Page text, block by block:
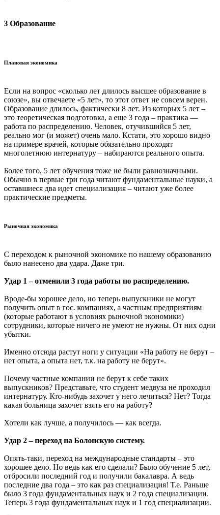
3 Образование
Плановая экономика
Если на вопрос «сколько лет длилось высшее образование в
союзе», вы отвечаете «5 лет», то этот ответ не совсем верен.
Образование длилось, фактически 8 лет. Из которых 5 лет –
это теоретическая подготовка, а еще 3 года – практика —
работа по распределению. Человек, отучившийся 5 лет,
реально мог (и может) очень мало. Кстати, это хорошо видно
на примере врачей, которые обязательно проходят
многолетнюю интернатуру – набираются реального опыта.
Более того, 5 лет обучения тоже не были равнозначными.
Обычно в первые три года читают фундаментальные науки, а
оставшиеся два идет специализация – читают уже более
практические предметы.
Рыночная экономика
С переходом к рыночной экономике по нашему образованию
было нанесено два удара. Даже три.
Удар 1 – отменили 3 года работы по распределению.
Вроде-бы хорошее дело, но теперь выпускники не могут
получить опыт в гос. компаниях, а частным предприятиям
(которые работают в условиях рыночной экономики)
сотрудники, которые ничего не умеют не нужны. От них одни
убытки.
Именно отсюда растут ноги у ситуации «На работу не берут –
нет опыта, а опыта нет, т.к. на работу не берут».
Почему частные компании не берут к себе таких
выпускников? Представьте, что студент медвуза не проходил
интернатуру. Кто-нибудь захочет у него лечиться? Нет? Тогда
какая больница захочет взять его на работу?
Хотели как лучше, а получилось — как всегда.
Удар 2 – переход на Болонскую систему.
Опять-таки, переход на международные стандарты – это
хорошее дело. Но ведь как его сделали? Было обучение 5 лет,
отбросили последний год и получили бакалавра. А ведь
последние два года – это как раз специализация! Т.е. Раньше
было 3 года фундаментальных наук и 2 года специализации.
Теперь 3 года фундаментальных наук и 1 год специализации.